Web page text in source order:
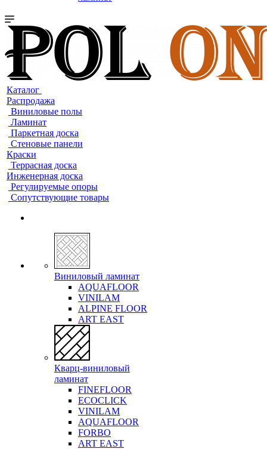
Каталог
Распродажа
Виниловые полы
Ламинат
Паркетная доска
Стеновые панели
Краски
Террасная доска
Инженерная доска
Регулируемые опоры
Сопутствующие товары
Виниловый ламинат
AQUAFLOOR
VINILAM
ALPINE FLOOR
ART EAST
Кварц-виниловый
ламинат
FINEFLOOR
ECOCLICK
VINILAM
AQUAFLOOR
FORBO
ART EAST